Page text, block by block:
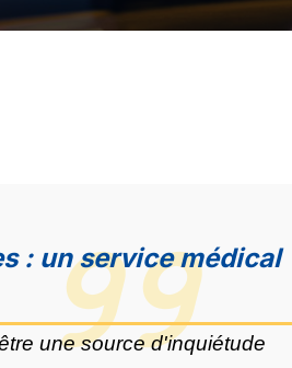
: un service médical
une source d'inquiétude